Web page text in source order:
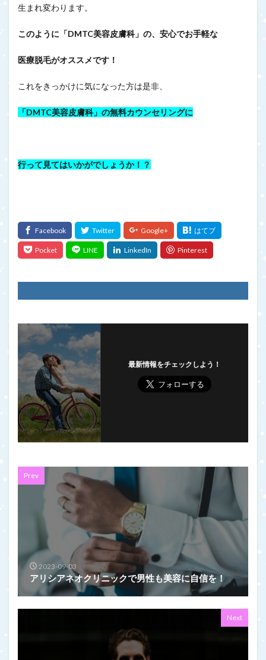
生まれ変わります。
このように「DMTC美容皮膚科」の、安心でお手軽な
医療脱毛がオススメです！
これをきっかけに気になった方は是非、
「DMTC美容皮膚科」の無料カウンセリングに
行って見てはいかがでしょうか！？
最新情報をチェックしよう！
Prev
2023-09-03
アリシアネオクリニックで男性も美容に自信を！
Next